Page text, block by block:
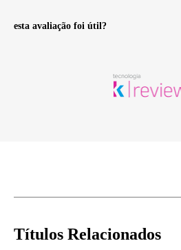
esta avaliação foi útil?
Títulos Relacionados